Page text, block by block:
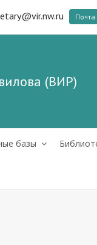
(ВИР)
базы